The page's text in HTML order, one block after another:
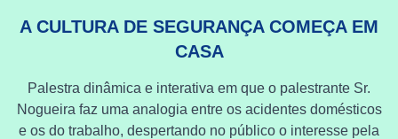
A CULTURA DE SEGURANÇA COMEÇA EM
CASA
Palestra dinâmica e interativa em que o palestrante Sr.
Nogueira faz uma analogia entre os acidentes domésticos
e os do trabalho, despertando no público o interesse pela